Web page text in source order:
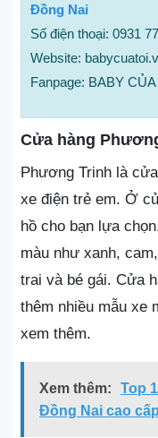
Đồng Nai
Số điện thoại: 0931
Website:
Fanpage: BABY CỦA
Cửa hàng
Phương Trinh là
xe điện trẻ em. Ở
hồ cho bạn lựa
màu như xanh,
trai và bé gái. Cửa
thêm nhiều mẫu xe
xem thêm.
Xem thêm:
Top
Đồng Nai cao